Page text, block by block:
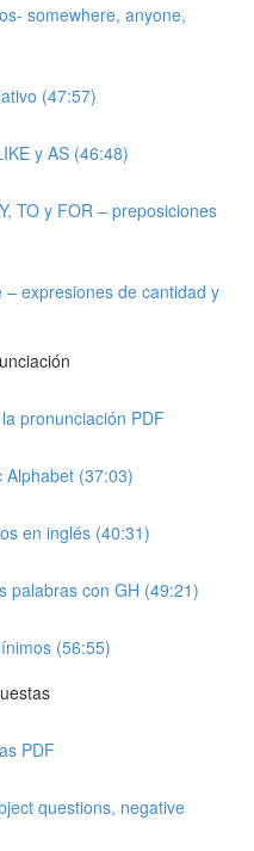
somewhere, anyone,
(47:57)
y AS (46:48)
TO y FOR – preposiciones
expresiones de cantidad y
pronunciación PDF
Alphabet (37:03)
en inglés (40:31)
palabras con GH (49:21)
(56:55)
PDF
questions, negative